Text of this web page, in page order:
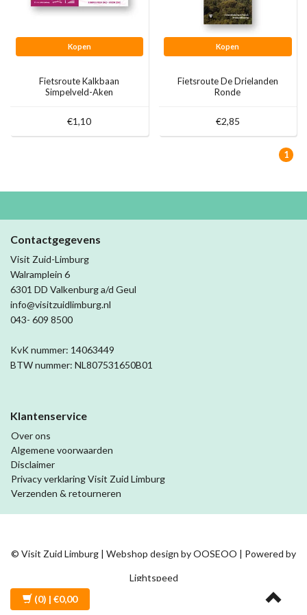
Kopen
Fietsroute Kalkbaan
Simpelveld-Aken
€1,10
Kopen
Fietsroute De Drielanden
Ronde
€2,85
1
Contactgegevens
Visit Zuid-Limburg
Walramplein 6
6301 DD Valkenburg a/d Geul
info@visitzuidlimburg.nl
043- 609 8500
KvK nummer: 14063449
BTW nummer: NL807531650B01
Klantenservice
Over ons
Algemene voorwaarden
Disclaimer
Privacy verklaring Visit Zuid Limburg
Verzenden & retourneren
© Visit Zuid Limburg | Webshop design byOOSEOO | Powered by
Lightspeed
(0) | €0,00